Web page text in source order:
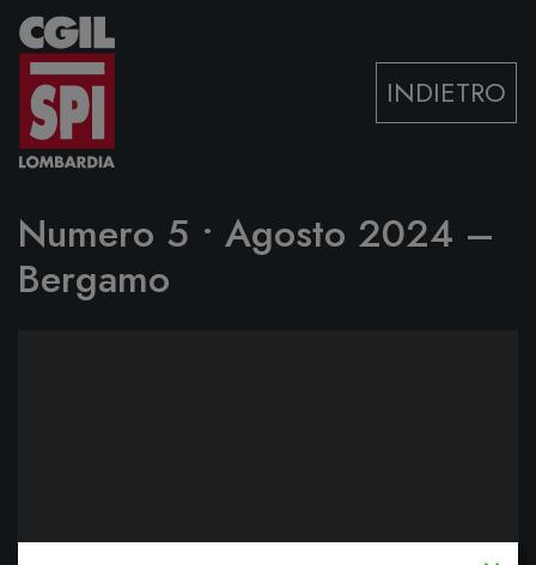
Vai al contenuto
INDIETRO
Numero 5 • Agosto 2024 –
Bergamo